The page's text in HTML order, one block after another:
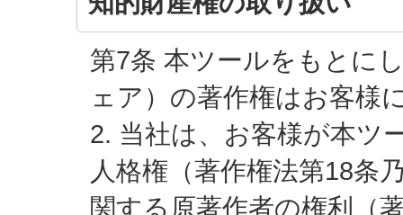
第7条 本ツールをもとに
ェア）の著作権はお客様
2. 当社は、お客様が本ツ
人格権（著作権法第18条
関する原著作者の権利（